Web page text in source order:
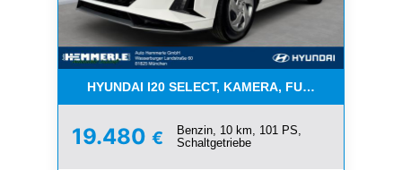
HYUNDAI I20 SELECT, KAMERA, FUNKT.PAKET,
19.480 €
Benzin, 10 km, 101 PS,
Schaltgetriebe